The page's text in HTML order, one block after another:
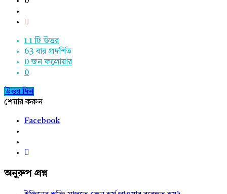
1 1 টি উত্তর
63বার প্রদর্শিত
0 জন ফলোয়ার
0
উত্তর দিন
শেয়ার করুন
Facebook
অনুরুপ প্রশ্ন